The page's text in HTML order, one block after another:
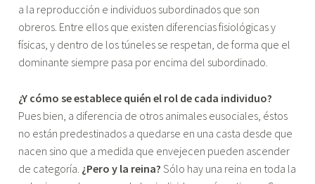
a la reproducción e individuos subordinados que son
obreros. Entre ellos que existen diferencias fisiológicas y
físicas, y dentro de los túneles se respetan, de forma que el
dominante siempre pasa por encima del subordinado.
¿Y cómo se establece quién el rol de cada individuo?
Pues bien, a diferencia de otros animales eusociales, éstos
no están predestinados a quedarse en una casta desde que
nacen sino que a medida que envejecen pueden ascender
de categoría. ¿Pero y la reina? Sólo hay una reina en toda la